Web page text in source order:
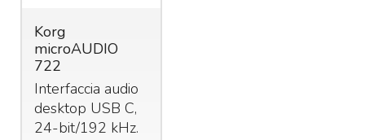
Korg
microAUDIO
722
Interfaccia audio
desktop USB C,
24-bit/192 kHz.